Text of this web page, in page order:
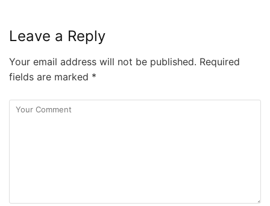
Leave a Reply
Your email address will not be published. Required
fields are marked *